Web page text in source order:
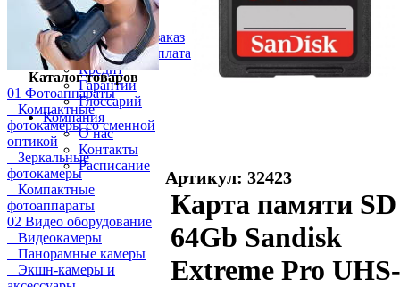
Покупателям
Акции
Как сделать заказ
Доставка и оплата
Кредит
Гарантии
Глоссарий
Компания
О нас
Контакты
Расписание
Каталог товаров
01 Фотоаппараты
Компактные
фотокамеры со сменной
оптикой
Зеркальные
фотокамеры
Компактные
фотоаппараты
02 Видео оборудование
Видеокамеры
Панорамные камеры
Экшн-камеры и
Артикул: 32423
Карта памяти SD
64Gb Sandisk
Extreme Pro